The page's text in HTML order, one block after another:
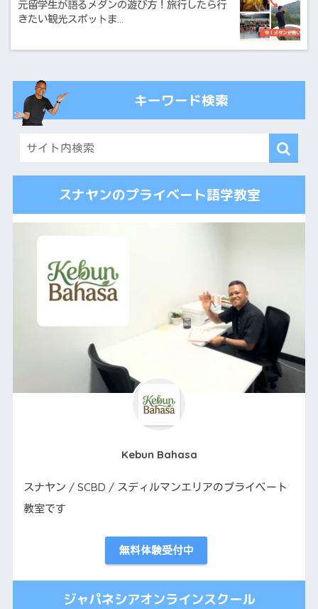
元留学生が語るメダンの遊び方！旅行したら行
きたい観光スポットま…
キーワード検索
スナヤンのプライベート語学教室
Kebun Bahasa
スナヤン / SCBD / スディルマンエリアのプライベート
教室です
無料体験受付中
ジャパネシアオンラインスクール